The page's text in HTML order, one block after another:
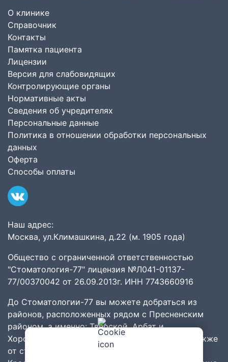
О клинике
Справочник
Контакты
Памятка пациента
Лицензии
Версия для слабовидящих
Контролирующие органы
Нормативные акты
Сведения об учредителях
Персональные данные
Политика в отношении обработки персональных
данных
Оферта
Способы оплаты
Наш адрес:
Москва, ул.Климашкина, д.22 (м. 1905 года)
Общество с ограниченной ответственностью
"Стоматология-77" лицензия №Л041-01137-
77/00370042 от 26.09.2013г. ИНН 7743660916
До Стоматологии-77 вы можете добраться из
районов, расположенных рядом с Пресненским
районом, а именно:Тверской,Арбати
Хорошёвский
Хамовники Дорогомилово
. А также
от станций метро:
Белорусская